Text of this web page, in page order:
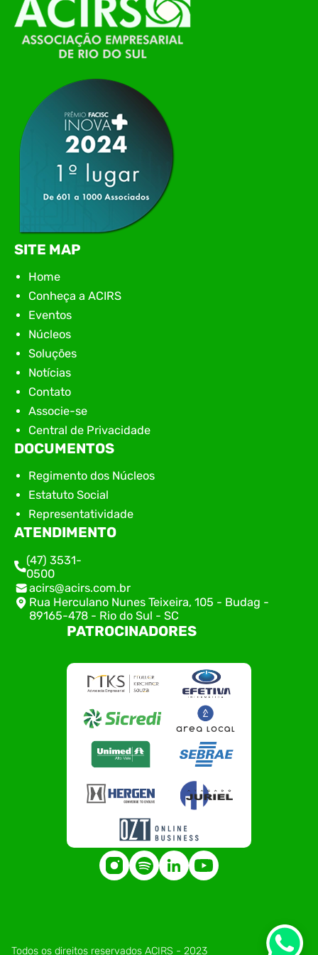
de Tecnologia da Informação do Alto Vale do
Itajaí, realizou, no dia 21 de julho, o evento
Conexão Tech NIAVI, reunindo empresas de
tecnologia da região para uma noite de
apresentação de novas iniciativas para o setor. O
encontro aconteceu em Rio…
SITE MAP
Home
Conheça a ACIRS
Eventos
Núcleos
Soluções
Notícias
Contato
Associe-se
Central de Privacidade
DOCUMENTOS
Regimento dos Núcleos
Estatuto Social
Representatividade
ATENDIMENTO
(47) 3531-
0500
acirs@acirs.com.br
Rua Herculano Nunes Teixeira, 105 - Budag -
89165-478 - Rio do Sul - SC
PATROCINADORES
Todos os direitos reservados ACIRS - 2023